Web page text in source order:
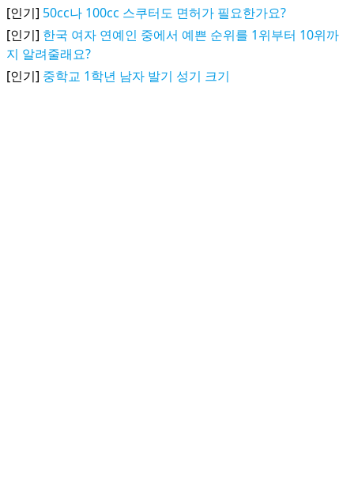
[인기] 50cc나 100cc 스쿠터도 면허가 필요한가요?
[인기] 한국 여자 연예인 중에서 예쁜 순위를 1위부터 10위까
지 알려줄래요?
[인기] 중학교 1학년 남자 발기 성기 크기